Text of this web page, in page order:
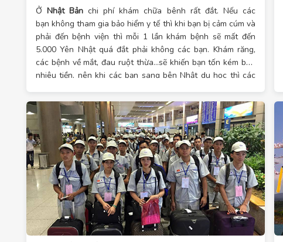
Ở Nhật Bản chi phí khám chữa bênh rất đắt. Nếu các
bạn không tham gia bảo hiểm y tế thì khi bạn bị cảm cúm và
phải đến bệnh viện thì mỗi 1 lần khám bệnh sẽ mất đến
5.000 Yên Nhật quá đắt phải không các bạn. Khám răng,
các bệnh về mắt, đau ruột thừa…sẽ khiến bạn tốn kém bao
nhiêu tiền, nên khi các bạn sang bên Nhật du học thì các
vấn du học Hải Phòngsẽ chia sẻ cho các bạn những quy
định về bảo hiểm y tế khi du học Nhật.